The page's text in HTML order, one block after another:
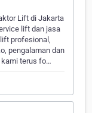
Lift di Jakarta
lift dan jasa
profesional,
pengalaman dan
kami terus fo…